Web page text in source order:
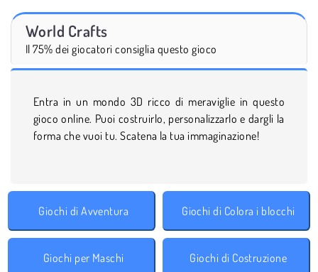
World Crafts
Il 75% dei giocatori consiglia questo gioco
Entra in un mondo 3D ricco di meraviglie in questo
gioco online. Puoi costruirlo, personalizzarlo e dargli la
forma che vuoi tu. Scatena la tua immaginazione!
Giochi di Avventura Giochi di Colora i blocchi
Giochi per Maschi Giochi di Costruzione